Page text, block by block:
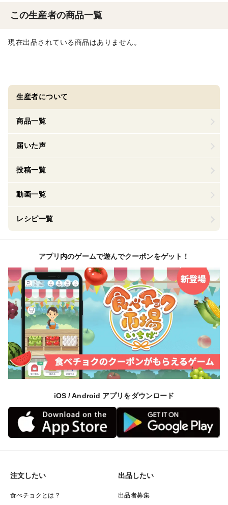
この生産者の商品一覧
現在出品されている商品はありません。
生産者について
商品一覧
届いた声
投稿一覧
動画一覧
レシピ一覧
アプリ内のゲームで遊んでクーポンをゲット！
iOS / Android アプリをダウンロード
注文したい
食べチョクとは？
出品したい
出品者募集